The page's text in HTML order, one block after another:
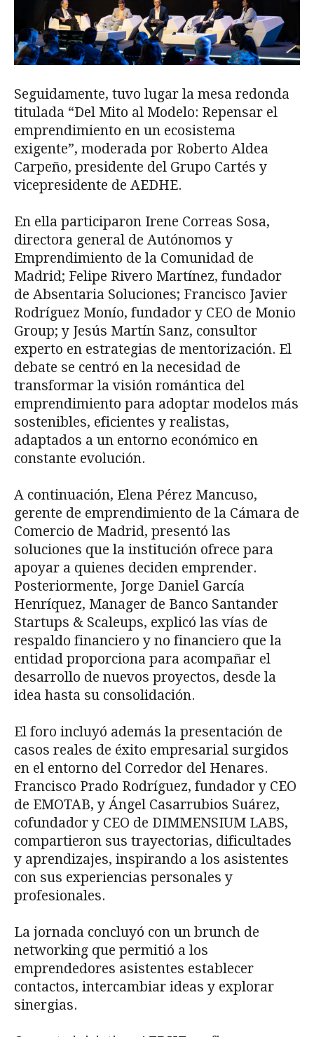
Seguidamente, tuvo lugar la mesa redonda
titulada “Del Mito al Modelo: Repensar el
emprendimiento en un ecosistema
exigente”, moderada por Roberto Aldea
Carpeño, presidente del Grupo Cartés y
vicepresidente de AEDHE.
En ella participaron Irene Correas Sosa,
directora general de Autónomos y
Emprendimiento de la Comunidad de
Madrid; Felipe Rivero Martínez, fundador
de Absentaria Soluciones; Francisco Javier
Rodríguez Monío, fundador y CEO de Monio
Group; y Jesús Martín Sanz, consultor
experto en estrategias de mentorización. El
debate se centró en la necesidad de
transformar la visión romántica del
emprendimiento para adoptar modelos más
sostenibles, eficientes y realistas,
adaptados a un entorno económico en
constante evolución.
A continuación, Elena Pérez Mancuso,
gerente de emprendimiento de la Cámara de
Comercio de Madrid, presentó las
soluciones que la institución ofrece para
apoyar a quienes deciden emprender.
Posteriormente, Jorge Daniel García
Henríquez, Manager de Banco Santander
Startups & Scaleups, explicó las vías de
respaldo financiero y no financiero que la
entidad proporciona para acompañar el
desarrollo de nuevos proyectos, desde la
idea hasta su consolidación.
El foro incluyó además la presentación de
casos reales de éxito empresarial surgidos
en el entorno del Corredor del Henares.
Francisco Prado Rodríguez, fundador y CEO
de EMOTAB, y Ángel Casarrubios Suárez,
cofundador y CEO de DIMMENSIUM LABS,
compartieron sus trayectorias, dificultades
y aprendizajes, inspirando a los asistentes
con sus experiencias personales y
profesionales.
La jornada concluyó con un brunch de
networking que permitió a los
emprendedores asistentes establecer
contactos, intercambiar ideas y explorar
sinergias.